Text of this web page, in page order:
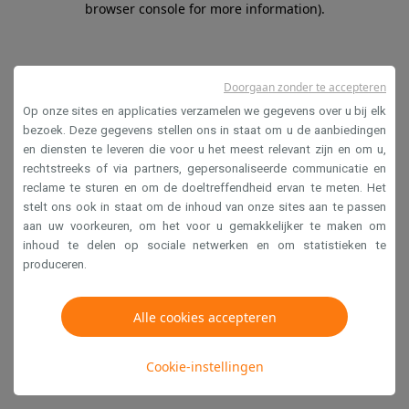
browser console for more information).
Op onze sites en applicaties verzamelen we gegevens over u bij elk
bezoek. Deze gegevens stellen ons in staat om u de aanbiedingen
en diensten te leveren die voor u het meest relevant zijn en om u,
rechtstreeks of via partners, gepersonaliseerde communicatie en
reclame te sturen en om de doeltreffendheid ervan te meten. Het
stelt ons ook in staat om de inhoud van onze sites aan te passen
aan uw voorkeuren, om het voor u gemakkelijker te maken om
inhoud te delen op sociale netwerken en om statistieken te
produceren.
Alle cookies accepteren
Cookie-instellingen
Doorgaan zonder te accepteren